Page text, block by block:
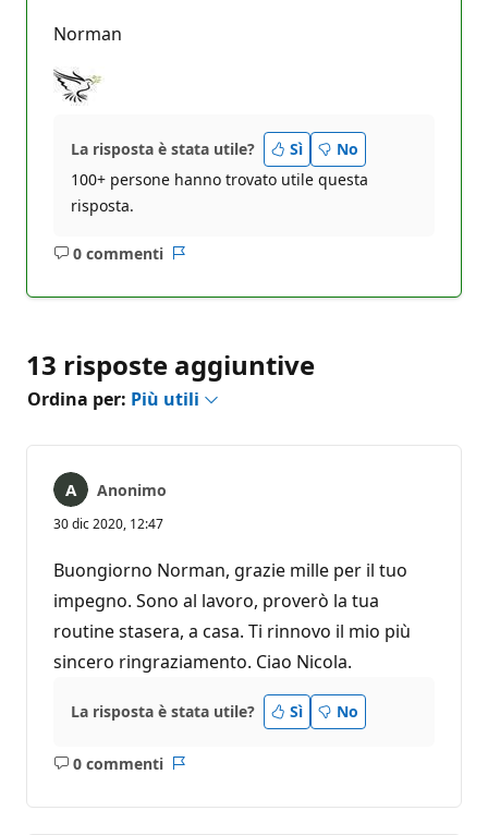
Norman
La risposta è stata utile? Sì
No
100+ persone hanno trovato utile questa
risposta.
0 commenti
Nessun
13 risposte aggiuntive
Ordina per: Più utili
Anonimo
30 dic 2020, 12:47
Buongiorno Norman, grazie mille per il tuo
impegno. Sono al lavoro, proverò la tua
routine stasera, a casa. Ti rinnovo il mio più
sincero ringraziamento. Ciao Nicola.
La risposta è stata utile? Sì No
0 commenti
Nessun